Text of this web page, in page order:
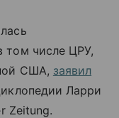
том числе ЦРУ,
США, заявил
Ларри
Zeitung.